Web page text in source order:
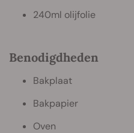
240ml olijfolie
Benodigdheden
Bakplaat
Bakpapier
Oven